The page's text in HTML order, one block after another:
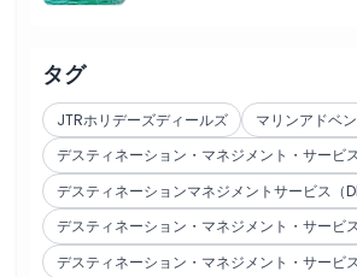
タグ
JTRホリデーズディールズ
マリンアドベ
デスティネーション・マネジメント・サービ
デスティネーションマネジメントサービス（
デスティネーション・マネジメント・サービ
デスティネーション・マネジメント・サービ